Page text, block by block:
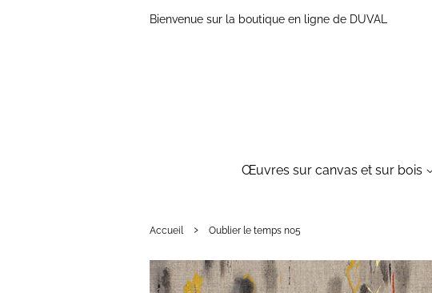
Bienvenue sur la boutique en ligne de DUVAL
Œuvres sur canvas et sur bois
Accueil › Oublier le temps no5